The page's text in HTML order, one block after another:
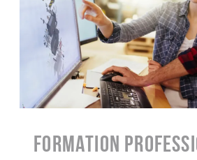
FORMATION